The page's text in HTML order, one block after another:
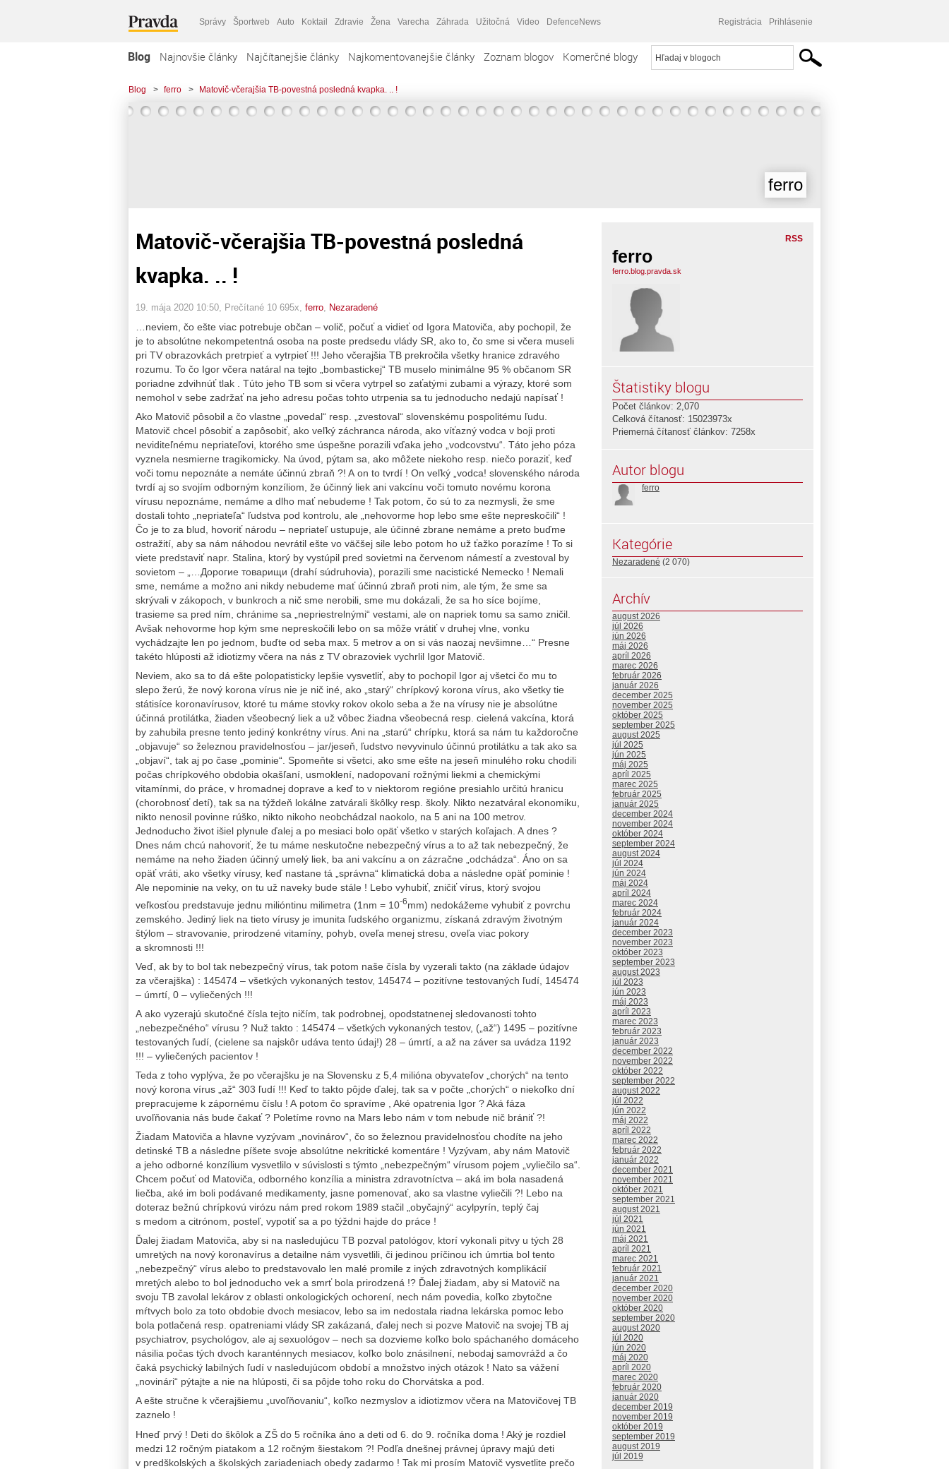
Správy Športweb Auto Koktail Zdravie Žena Varecha Záhrada Užitočná Video DefenceNews Registrácia Prihlásenie
Blog Najnovšie články Najčítanejšie články Najkomentovanejšie články Zoznam blogov Komerčné blogy
Blog > ferro > Matovič-včerajšia TB-povestná posledná kvapka. .. !
ferro
Matovič-včerajšia TB-povestná posledná
kvapka. .. !
19. mája 2020 10:50 , Prečítané 10 695x, ferro Nezaradené
…neviem, čo ešte viac potrebuje občan – volič, počuť a vidieť od Igora Matoviča, aby pochopil, že
je to absolútne nekompetentná osoba na poste predsedu vlády SR, ako to, čo sme si včera museli
pri TV obrazovkách pretrpieť a vytrpieť !!! Jeho včerajšia TB prekročila všetky hranice zdravého
rozumu. To čo Igor včera natáral na tejto „bombastickej“ TB muselo minimálne 95 % občanom SR
poriadne zdvihnúť tlak . Túto jeho TB som si včera vytrpel so zaťatými zubami a výrazy, ktoré som
nemohol v sebe zadržať na jeho adresu počas tohto utrpenia sa tu jednoducho nedajú napísať !
Ako Matovič pôsobil a čo vlastne „povedal“ resp. „zvestoval“ slovenskému pospolitému ľudu.
Matovič chcel pôsobiť a zapôsobiť, ako veľký záchranca národa, ako víťazný vodca v boji proti
neviditeľnému nepriateľovi, ktorého sme úspešne porazili vďaka jeho „vodcovstvu“. Táto jeho póza
vyznela nesmierne tragikomicky. Na úvod, pýtam sa, ako môžete niekoho resp. niečo poraziť, keď
voči tomu nepoznáte a nemáte účinnú zbraň ?! A on to tvrdí ! On veľký „vodca! slovenského národa
tvrdí aj so svojím odborným konzíliom, že účinný liek ani vakcínu voči tomuto novému korona
vírusu nepoznáme, nemáme a dlho mať nebudeme ! Tak potom, čo sú to za nezmysli, že sme
dostali tohto „nepriateľa“ ľudstva pod kontrolu, ale „nehovorme hop lebo sme ešte nepreskočili“ !
Čo je to za blud, hovoriť národu – nepriateľ ustupuje, ale účinné zbrane nemáme a preto buďme
ostražití, aby sa nám náhodou nevrátil ešte vo väčšej sile lebo potom ho už ťažko porazíme ! To si
viete predstaviť napr. Stalina, ktorý by vystúpil pred sovietmi na červenom námestí a zvestoval by
sovietom – „…Дорогие товарищи (drahí súdruhovia), porazili sme nacistické Nemecko ! Nemali
sme, nemáme a možno ani nikdy nebudeme mať účinnú zbraň proti nim, ale tým, že sme sa
skrývali v zákopoch, v bunkroch a nič sme nerobili, sme mu dokázali, že sa ho síce bojíme,
trasieme sa pred ním, chránime sa „nepriestrelnými“ vestami, ale on napriek tomu sa samo zničil.
Avšak nehovorme hop kým sme nepreskočili lebo on sa môže vrátiť v druhej vlne, vonku
vychádzajte len po jednom, buďte od seba max. 5 metrov a on si vás naozaj nevšimne…“ Presne
takéto hlúposti až idiotizmy včera na nás z TV obrazoviek vychrlil Igor Matovič.
Neviem, ako sa to dá ešte polopatisticky lepšie vysvetliť, aby to pochopil Igor aj všetci čo mu to
slepo žerú, že nový korona vírus nie je nič iné, ako „starý“ chrípkový korona vírus, ako všetky tie
státisíce koronavírusov, ktoré tu máme stovky rokov okolo seba a že na vírusy nie je absolútne
účinná protilátka, žiaden všeobecný liek a už vôbec žiadna všeobecná resp. cielená vakcína, ktorá
by zahubila presne tento jediný konkrétny vírus. Ani na „starú“ chrípku, ktorá sa nám tu každoročne
„objavuje“ so železnou pravidelnosťou – jar/jeseň, ľudstvo nevyvinulo účinnú protilátku a tak ako sa
„objaví“, tak aj po čase „pominie“. Spomeňte si všetci, ako sme ešte na jeseň minulého roku chodili
počas chrípkového obdobia okašľaní, usmoklení, nadopovaní rožnými liekmi a chemickými
vitamínmi, do práce, v hromadnej doprave a keď to v niektorom regióne presiahlo určitú hranicu
(chorobnosť detí), tak sa na týždeň lokálne zatvárali škôlky resp. školy. Nikto nezatváral ekonomiku,
nikto nenosil povinne rúško, nikto nikoho neobchádzal naokolo, na 5 ani na 100 metrov.
Jednoducho život išiel plynule ďalej a po mesiaci bolo opäť všetko v starých koľajach. A dnes ?
Dnes nám chcú nahovoriť, že tu máme neskutočne nebezpečný vírus a to až tak nebezpečný, že
nemáme na neho žiaden účinný umelý liek, ba ani vakcínu a on zázračne „odchádza“. Áno on sa
opäť vráti, ako všetky vírusy, keď nastane tá „správna“ klimatická doba a následne opäť pominie !
Ale nepominie na veky, on tu už naveky bude stále ! Lebo vyhubiť, zničiť vírus, ktorý svojou
veľkosťou predstavuje jednu milióntinu milimetra (1nm = 10-6mm) nedokážeme vyhubiť z povrchu
zemského. Jediný liek na tieto vírusy je imunita ľudského organizmu, získaná zdravým životným
štýlom – stravovanie, prirodzené vitamíny, pohyb, oveľa menej stresu, oveľa viac pokory
a skromnosti !!!
Veď, ak by to bol tak nebezpečný vírus, tak potom naše čísla by vyzerali takto (na základe údajov
za včerajška) : 145474 – všetkých vykonaných testov, 145474 – pozitívne testovaných ľudí, 145474
– úmrtí, 0 – vyliečených !!!
A ako vyzerajú skutočné čísla tejto ničím, tak podrobnej, opodstatnenej sledovanosti tohto
„nebezpečného“ vírusu ? Nuž takto : 145474 – všetkých vykonaných testov, („až“) 1495 – pozitívne
testovaných ľudí, (cielene sa najskôr udáva tento údaj!) 28 – úmrtí, a až na záver sa uvádza 1192
!!! – vyliečených pacientov !
Teda z toho vyplýva, že po včerajšku je na Slovensku z 5,4 milióna obyvateľov „chorých“ na tento
nový korona vírus „až“ 303 ľudí !!! Keď to takto pôjde ďalej, tak sa v počte „chorých“ o niekoľko dní
prepracujeme k zápornému číslu ! A potom čo spravíme , Aké opatrenia Igor ? Aká fáza
uvoľňovania nás bude čakať ? Poletíme rovno na Mars lebo nám v tom nebude nič brániť ?!
Žiadam Matoviča a hlavne vyzývam „novinárov“, čo so železnou pravidelnosťou chodíte na jeho
detinské TB a následne píšete svoje absolútne nekritické komentáre ! Vyzývam, aby nám Matovič
a jeho odborné konzílium vysvetlilo v súvislosti s týmto „nebezpečným“ vírusom pojem „vyliečilo sa“.
Chcem počuť od Matoviča, odborného konzília a ministra zdravotníctva – aká im bola nasadená
liečba, aké im boli podávané medikamenty, jasne pomenovať, ako sa vlastne vyliečili ?! Lebo na
doteraz bežnú chrípkovú virózu nám pred rokom 1989 stačil „obyčajný“ acylpyrín, teplý čaj
s medom a citrónom, posteľ, vypotiť sa a po týždni hajde do práce !
Ďalej žiadam Matoviča, aby si na nasledujúcu TB pozval patológov, ktorí vykonali pitvy u tých 28
umretých na nový koronavírus a detailne nám vysvetlili, či jedinou príčinou ich úmrtia bol tento
„nebezpečný“ vírus alebo to predstavovalo len malé promile z iných zdravotných komplikácií
mretých alebo to bol jednoducho vek a smrť bola prirodzená !? Ďalej žiadam, aby si Matovič na
svoju TB zavolal lekárov z oblasti onkologických ochorení, nech nám povedia, koľko zbytočne
mŕtvych bolo za toto obdobie dvoch mesiacov, lebo sa im nedostala riadna lekárska pomoc lebo
bola potlačená resp. opatreniami vlády SR zakázaná, ďalej nech si pozve Matovič na svojej TB aj
psychiatrov, psychológov, ale aj sexuológov – nech sa dozvieme koľko bolo spáchaného domáceho
násilia počas tých dvoch karanténnych mesiacov, koľko bolo znásilnení, nebodaj samovrážd a čo
čaká psychický labilných ľudí v nasledujúcom období a množstvo iných otázok ! Nato sa vážení
„novinári“ pýtajte a nie na hlúposti, či sa pôjde toho roku do Chorvátska a pod.
A ešte stručne k včerajšiemu „uvoľňovaniu“, koľko nezmyslov a idiotizmov včera na Matovičovej TB
zaznelo !
Hneď prvý ! Deti do škôlok a ZŠ do 5 ročníka áno a deti od 6. do 9. ročníka doma ! Aký je rozdiel
medzi 12 ročným piatakom a 12 ročným šiestakom ?! Podľa dnešnej právnej úpravy majú deti
v predškolských a školských zariadeniach obedy zadarmo ! Tak mi prosím Matovič vysvetlite prečo
RSS
ferro
ferro.blog.pravda.sk
Štatistiky blogu
Počet článkov: 2,070
Celková čítanosť: 15023973x
Priemerná čítanosť článkov: 7258x
Autor blogu
ferro
Kategórie
Nezaradené (2 070)
Archív
august 2026
júl 2026
jún 2026
máj 2026
apríl 2026
marec 2026
február 2026
január 2026
december 2025
november 2025
október 2025
september 2025
august 2025
júl 2025
jún 2025
máj 2025
apríl 2025
marec 2025
február 2025
január 2025
december 2024
november 2024
október 2024
september 2024
august 2024
júl 2024
jún 2024
máj 2024
apríl 2024
marec 2024
február 2024
január 2024
december 2023
november 2023
október 2023
september 2023
august 2023
júl 2023
jún 2023
máj 2023
apríl 2023
marec 2023
február 2023
január 2023
december 2022
november 2022
október 2022
september 2022
august 2022
júl 2022
jún 2022
máj 2022
apríl 2022
marec 2022
február 2022
január 2022
december 2021
november 2021
október 2021
september 2021
august 2021
júl 2021
jún 2021
máj 2021
apríl 2021
marec 2021
február 2021
január 2021
december 2020
november 2020
október 2020
september 2020
august 2020
júl 2020
jún 2020
máj 2020
apríl 2020
marec 2020
február 2020
január 2020
december 2019
november 2019
október 2019
september 2019
august 2019
júl 2019